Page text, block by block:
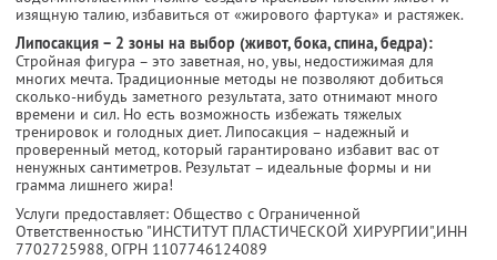
изящную талию, избавиться от «жирового фартука» и растяжек.
Липосакция – 2 зоны на выбор (живот, бока, спина, бедра):
Стройная фигура – это заветная, но, увы, недостижимая для
многих мечта. Традиционные методы не позволяют добиться
сколько-нибудь заметного результата, зато отнимают много
времени и сил. Но есть возможность избежать тяжелых
тренировок и голодных диет. Липосакция – надежный и
проверенный метод, который гарантировано избавит вас от
ненужных сантиметров. Результат – идеальные формы и ни
грамма лишнего жира!
Услуги предоставляет: Общество с Ограниченной
Ответственностью "ИНСТИТУТ ПЛАСТИЧЕСКОЙ ХИРУРГИИ",ИНН
7702725988, ОГРН 1107746124089